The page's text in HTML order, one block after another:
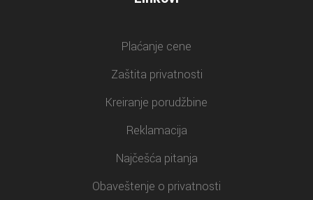
Plaćanje cene
Zaštita privatnosti
Kreiranje porudžbine
Reklamacija
Najčešća pitanja
Obaveštenje o privatnosti